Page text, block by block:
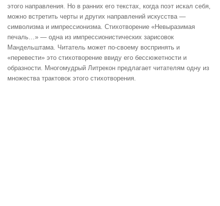
этого направления. Но в ранних его текстах, когда поэт искал себя,
можно встретить черты и других направлений искусства —
символизма и импрессионизма. Стихотворение «Невыразимая
печаль…» — одна из импрессионистических зарисовок
Мандельштама. Читатель может по-своему воспринять и
«перевести» это стихотворение ввиду его бессюжетности и
образности. Многомудрый Литрекон предлагает читателям одну из
множества трактовок этого стихотворения.